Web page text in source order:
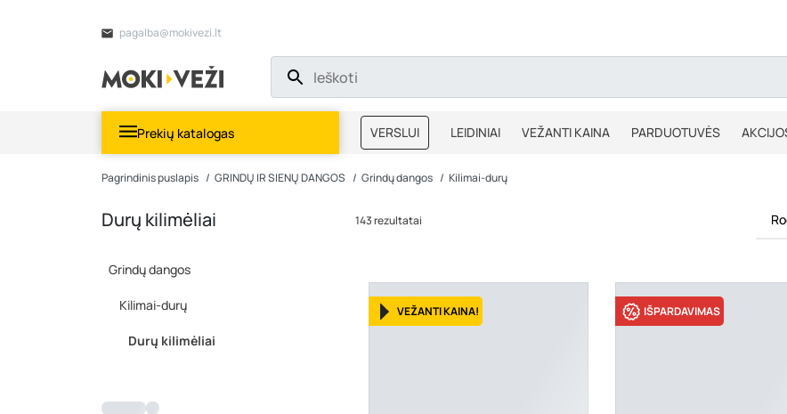
pagalba@mokivezi.lt
Prekių katalogas VERSLUI LEIDINIAI VEŽANTI KAINA PARDUOTUVĖS
MOKIBLOGAS IŠPARDAVIMAS
Pagrindinis puslapis GRINDŲ IR SIENŲ DANGOS Grindų dangos Kilimai-durų
Durų kilimėliai
Grindų dangos
Kilimai-durų
Durų kilimėliai
143 rezultatai
VEŽANTI KAINA! IŠPARDAVIMAS